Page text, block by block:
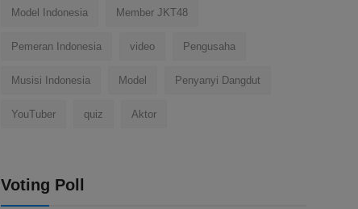
Model Indonesia Member JKT48
Pemeran Indonesia video Pengusaha
Musisi Indonesia Model Penyanyi Dangdut
YouTuber quiz Aktor
Voting Poll